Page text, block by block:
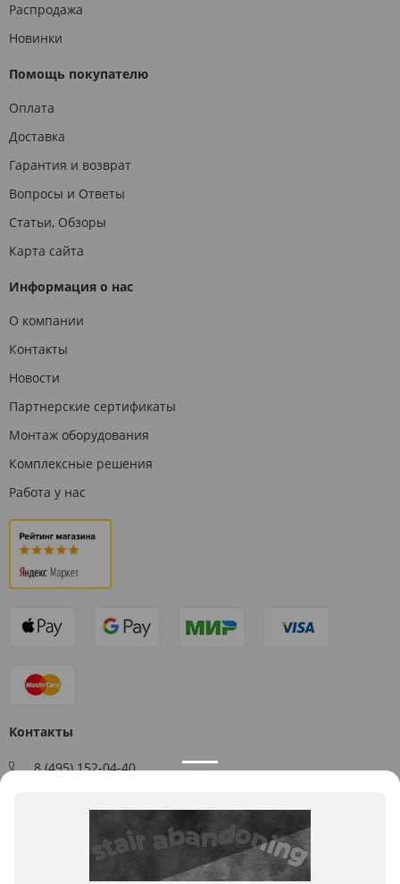
Распродажа
Новинки
Помощь покупателю
Оплата
Доставка
Гарантия и возврат
Вопросы и Ответы
Статьи, Обзоры
Карта сайта
Информация о нас
О компании
Контакты
Новости
Партнерские сертификаты
Монтаж оборудования
Комплексные решения
Работа у нас
Контакты
8 (495) 152-04-40
109544, г. Москва, ул. Большая Андроньевская, д. 17
Схема проезда